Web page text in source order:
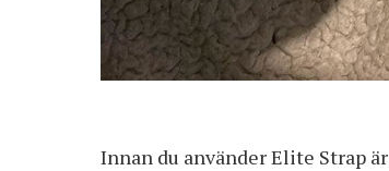
Innan du använder Elite Strap